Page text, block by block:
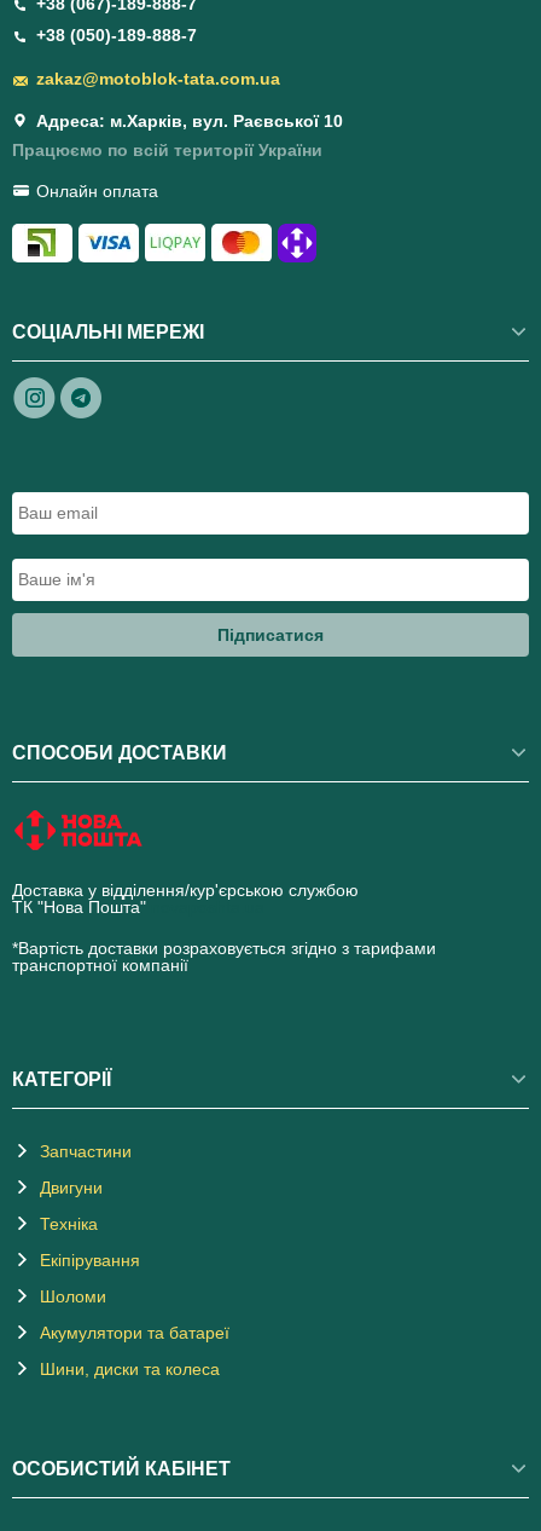
+38 (050)-189-888-7
zakaz@motoblok-tata.com.ua
Адреса: м.Харків, вул. Раєвської 10
Працюємо по всій території України
Онлайн оплата
СОЦІАЛЬНІ МЕРЕЖІ
Підписатися
СПОСОБИ ДОСТАВКИ
Доставка у відділення/кур'єрською службою
ТК "Нова Пошта"
*Вартість доставки розраховується згідно з тарифами
транспортної компанії
КАТЕГОРІЇ
Запчастини
Двигуни
Техніка
Екіпірування
Шоломи
Акумулятори та батареї
Шини, диски та колеса
ОСОБИСТИЙ КАБІНЕТ